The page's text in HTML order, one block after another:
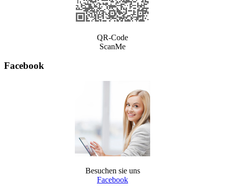
QR-Code
ScanMe
Facebook
Besuchen sie uns
Facebook